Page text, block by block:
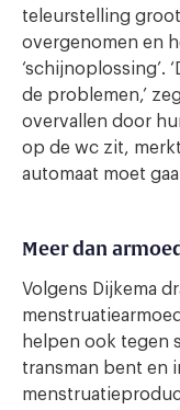
teleurstelling
overgenomen en
‘schijnoplossing’.
de problemen,’
overvallen door
op de wc zit,
automaat moet
Meer dan
Volgens Dijkema
helpen ook tegen
transman bent en